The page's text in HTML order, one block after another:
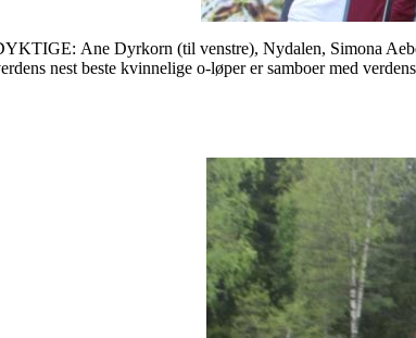
Ane Dyrkorn (til venstre), Nydalen, Simona
nest beste kvinnelige o-løper er samboer med